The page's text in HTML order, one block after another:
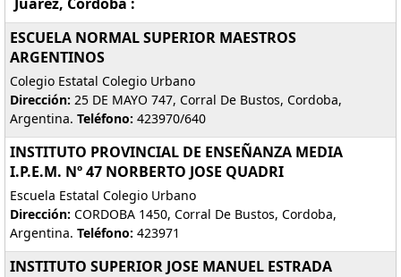
ESCUELA NORMAL SUPERIOR MAESTROS
ARGENTINOS
Colegio Estatal Colegio Urbano
Dirección: 25 DE MAYO 747, Corral De Bustos, Cordoba,
Argentina. Teléfono: 423970/640
INSTITUTO PROVINCIAL DE ENSEÑANZA MEDIA
I.P.E.M. Nº 47 NORBERTO JOSE QUADRI
Escuela Estatal Colegio Urbano
Dirección: CORDOBA 1450, Corral De Bustos, Cordoba,
Argentina. Teléfono: 423971
INSTITUTO SUPERIOR JOSE MANUEL ESTRADA